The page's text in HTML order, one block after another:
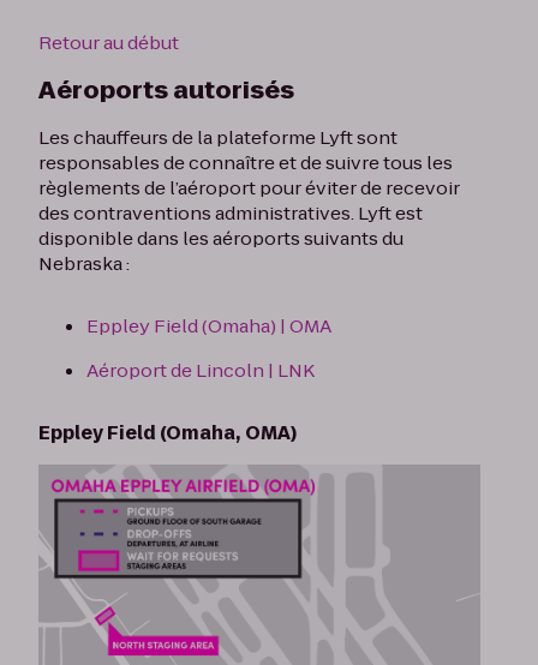
Retour au début
Aéroports autorisés
Les chauffeurs de la plateforme Lyft sont
responsables de connaître et de suivre tous les
règlements de l’aéroport pour éviter de recevoir
des contraventions administratives. Lyft est
disponible dans les aéroports suivants du
Nebraska :
Eppley Field (Omaha) | OMA
Aéroport de Lincoln | LNK
Eppley Field (Omaha, OMA)